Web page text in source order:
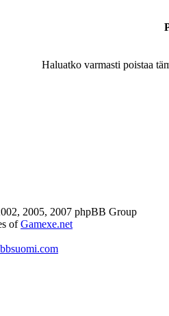
Haluatko varmasti poistaa
2005, 2007 phpBB Group
ofGamexe.net